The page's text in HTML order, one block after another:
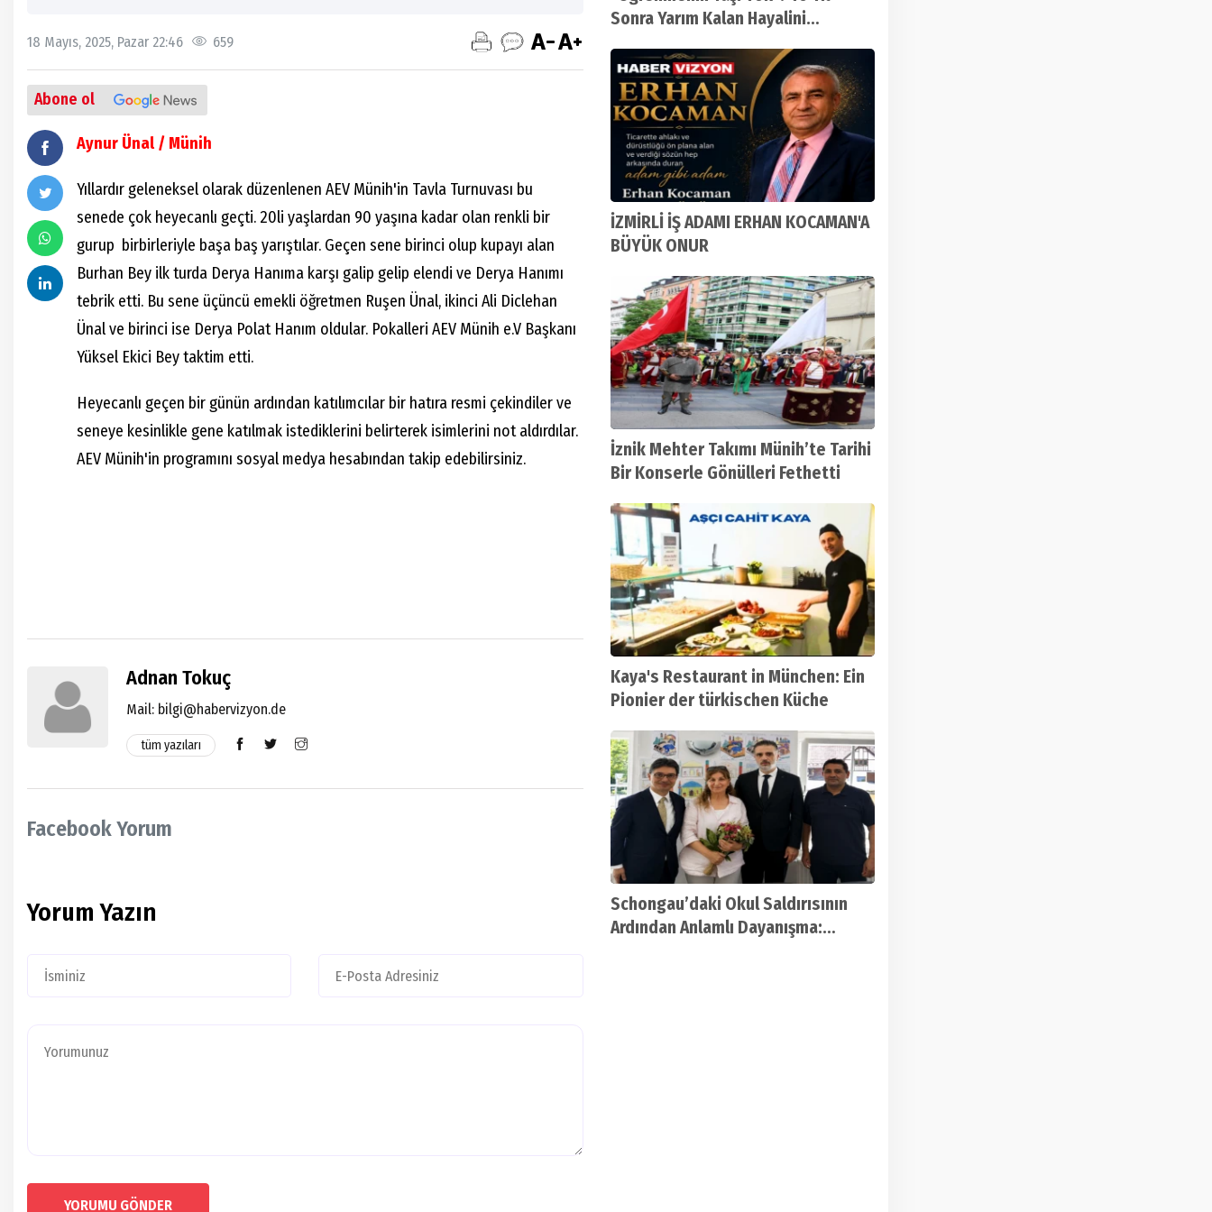
18 Mayıs, 2025, Pazar 22:46 659
Abone ol
Aynur Ünal / Münih
Yıllardır geleneksel olarak düzenlenen AEV Münih'in Tavla Turnuvası bu
senede çok heyecanlı geçti. 20li yaşlardan 90 yaşına kadar olan renkli bir
gurup birbirleriyle başa baş yarıştılar. Geçen sene birinci olup kupayı alan
Burhan Bey ilk turda Derya Hanıma karşı galip gelip elendi ve Derya Hanımı
tebrik etti. Bu sene üçüncü emekli öğretmen Ruşen Ünal, ikinci Ali Diclehan
Ünal ve birinci ise Derya Polat Hanım oldular. Pokalleri AEV Münih e.V Başkanı
Yüksel Ekici Bey taktim etti.
Heyecanlı geçen bir günün ardından katılımcılar bir hatıra resmi çekindiler ve
seneye kesinlikle gene katılmak istediklerini belirterek isimlerini not aldırdılar.
AEV Münih'in programını sosyal medya hesabından takip edebilirsiniz.
Adnan Tokuç
Mail: bilgi@habervizyon.de
tüm yazıları
Facebook Yorum
Yorum Yazın
YORUMU GÖNDER
Sonra Yarım Kalan Hayalini
İZMİRLİ İŞ ADAMI ERHAN KOCAMAN'A
BÜYÜK ONUR
İznik Mehter Takımı Münih’te Tarihi
Bir Konserle Gönülleri Fethetti
Kaya's Restaurant in München: Ein
Pionier der türkischen Küche
Schongau’daki Okul Saldırısının
Ardından Anlamlı Dayanışma: